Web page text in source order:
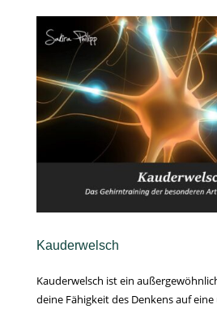
Kauderwelsch
Kauderwelsch ist ein
deine Fähigkeit des Denkens auf